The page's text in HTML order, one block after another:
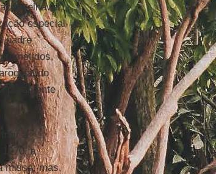
especial
padre
do
puramente
a
1970, a
missa; mas,